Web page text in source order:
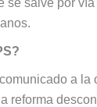
a la
reforma